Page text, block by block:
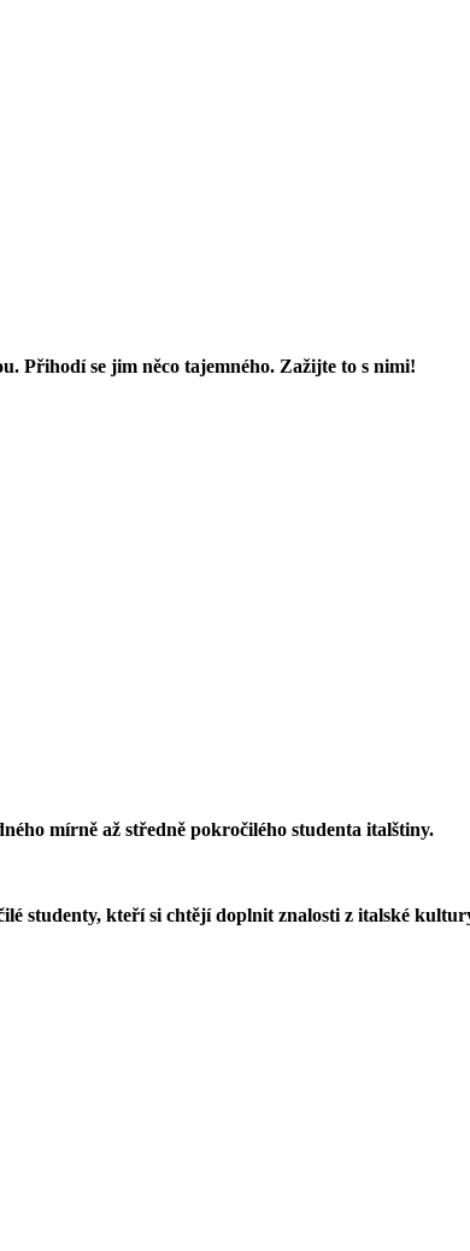
Přihodí se jim něco tajemného. Zažijte to s nimi!
mírně až středně pokročilého studenta italštiny.
studenty, kteří si chtějí doplnit znalosti z italské